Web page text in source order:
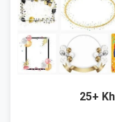
25+